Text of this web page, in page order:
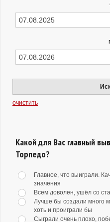
очистить
Какой для Вас главный
Торпедо?
Главное, что выиграли.
значения
Всем доволен, ушёл со
Лучше бы создали много
хоть и проиграли бы
Сыграли очень плохо,